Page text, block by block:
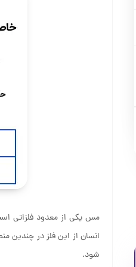
مس یکی از معدود فلزاتی
انسان از این فلز در چندین
شود.